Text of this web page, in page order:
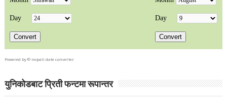
Powered by © nepali date converter
युनिकोडबाट प्रिती फन्टमा रूपान्तर